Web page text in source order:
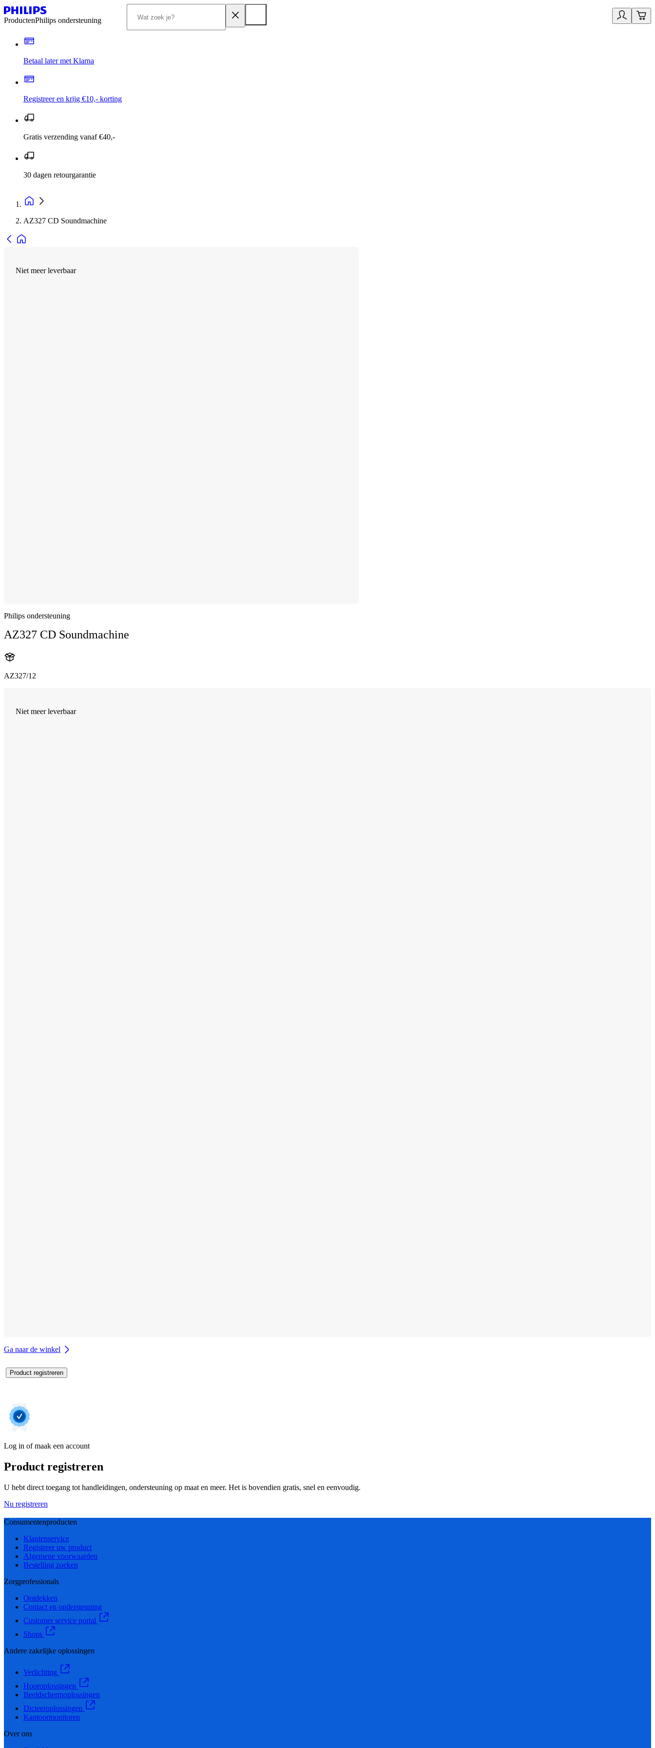
ProductenPhilips ondersteuning
Betaal later met Klarna
Registreer en krijg €10,- korting
Gratis verzending vanaf €40,-
30 dagen retourgarantie
AZ327 CD Soundmachine
Niet meer leverbaar
Philips ondersteuning
AZ327 CD Soundmachine
AZ327/12
Niet meer leverbaar
Ga naar de winkel
Product registreren
Log in of maak een account
Product registreren
U hebt direct toegang tot handleidingen, ondersteuning op maat en meer. Het is bovendien gratis, snel en eenvoudig.
Nu registreren
Consumentenproducten
Klantenservice
Registreer uw product
Algemene voorwaarden
Bestelling zoeken
Zorgprofessionals
Ontdekken
Contact en ondersteuning
Customer service portal
Shops
Andere zakelijke oplossingen
Verlichting
Hooroplossingen
Beeldschermoplossingen
Dicteeroplossingen
Kantoormonitoren
Over ons